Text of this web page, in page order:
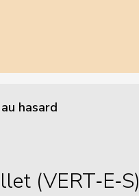
hasard
(VERT‑E‑S)